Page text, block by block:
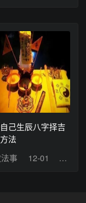
己生辰八字择吉
法
事
12-01 浏览